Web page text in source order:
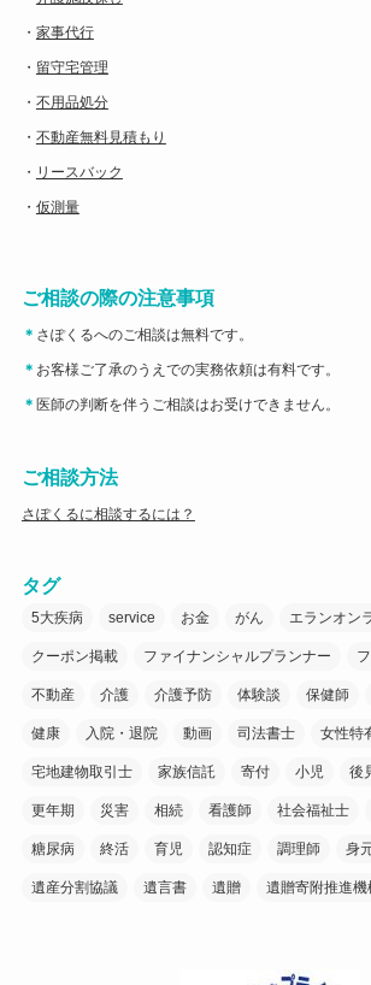
・ 家事代行
・ 留守宅管理
・ 不用品処分
・ 不動産無料見積もり
・ リースバック
・ 仮測量
ご相談の際の注意事項
＊ さぽくるへのご相談は無料です。
＊ お客様ご了承のうえでの実務依頼は有料です。
＊ 医師の判断を伴うご相談はお受けできません。
ご相談方法
さぽくるに相談するには？
タグ
5大疾病 service お金 がん エランオン
クーポン掲載 ファイナンシャルプランナー
不動産 介護 介護予防 体験談 保健師
健康 入院・退院 動画 司法書士 女性特
宅地建物取引士 家族信託 寄付 小児 後
更年期 災害 相続 看護師 社会福祉士
糖尿病 終活 育児 認知症 調理師 身
遺産分割協議 遺言書 遺贈 遺贈寄附推進機